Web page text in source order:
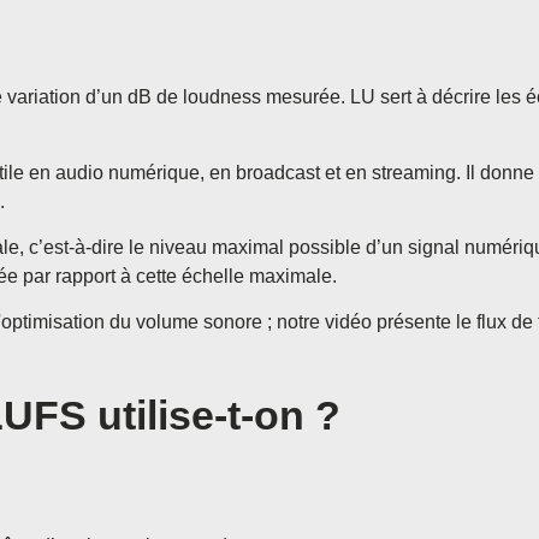
d’un dB de loudness mesurée. LU sert à décrire les
en audio numérique, en broadcast et en streaming. Il
c’est-à-dire le niveau maximal possible d’un signal
par rapport à cette échelle maximale.
du volume sonore ; notre vidéo présente le flux
utilise-t-on ?